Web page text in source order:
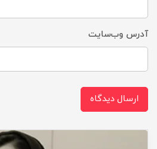
آدرس وب‌سایت
ارسال دیدگاه